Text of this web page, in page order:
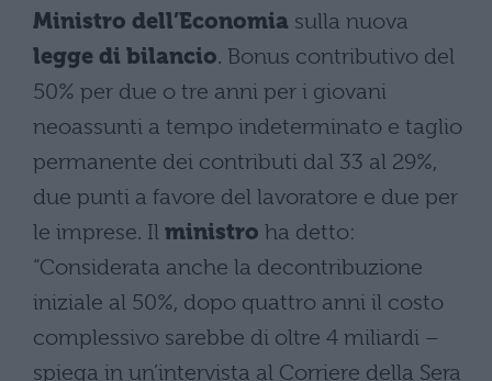
Ministro dell’Economia sulla nuova
legge di bilancio. Bonus contributivo del
50% per due o tre anni per i giovani
neoassunti a tempo indeterminato e taglio
permanente dei contributi dal 33 al 29%,
due punti a favore del lavoratore e due per
le imprese. Il ministro ha detto:
“Considerata anche la decontribuzione
iniziale al 50%, dopo quattro anni il costo
complessivo sarebbe di oltre 4 miliardi –
spiega in un’intervista al Corriere della Sera